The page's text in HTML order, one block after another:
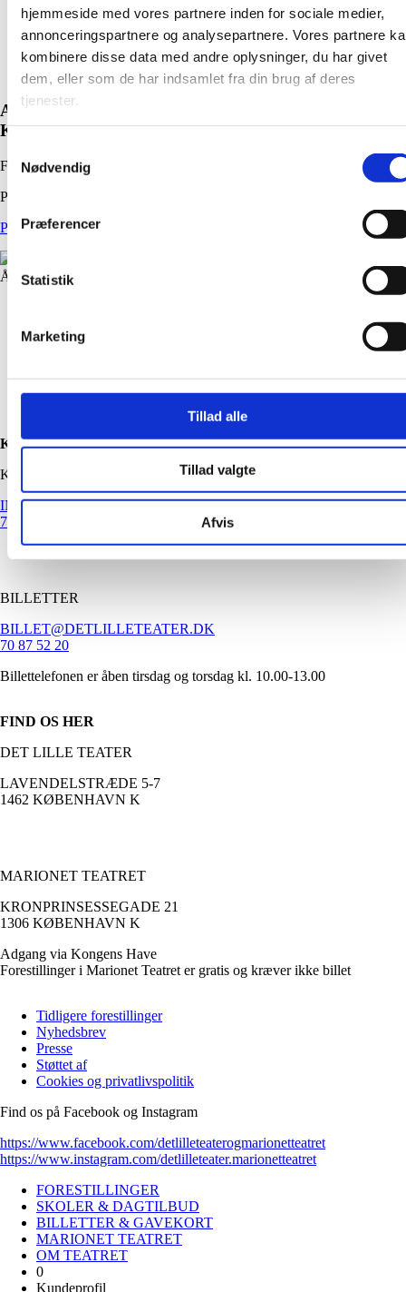
hjemmeside med vores partnere inden for sociale medier,
annonceringspartnere og analysepartnere. Vores partnere
kombinere disse data med andre oplysninger, du har givet
dem, eller som de har indsamlet fra din brug af deres
tjenester.
Nødvendig
Præferencer
Statistik
Marketing
Tillad alle
Tillad valgte
Afvis
ARNARULUNNGUAQ – DEN STORE LILLE
KVINDE
Fotograf: Daniel Bødker Sørensen
Plakatillustrator: Kathrina Skarðsá
Pressemeddelelse
Åben billedegalleri
KONTAKT OS
KONTOR
INFO@DETLILLETEATER.DK
70 87 52 20
BILLETTER
BILLET@DETLILLETEATER.DK
70 87 52 20
Billettelefonen er åben tirsdag og torsdag kl. 10.00-13.00
FIND OS HER
DET LILLE TEATER
LAVENDELSTRÆDE 5-7
1462 KØBENHAVN K
MARIONET TEATRET
KRONPRINSESSEGADE 21
1306 KØBENHAVN K
Adgang via Kongens Have
Forestillinger i Marionet Teatret er gratis og kræver ikke billet
Sidefod
Tidligere forestillinger
Nyhedsbrev
Presse
Støttet af
Cookies og privatlivspolitik
Find os på Facebook og Instagram
https://www.facebook.com/detlilleteaterogmarionetteatret
https://www.instagram.com/detlilleteater.marionetteatret
FORESTILLINGER
SKOLER & DAGTILBUD
BILLETTER & GAVEKORT
MARIONET TEATRET
OM TEATRET
0
Kundeprofil